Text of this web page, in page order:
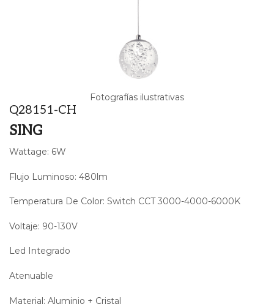
Fotografías ilustrativas
Q28151-CH
SING
Wattage: 6W
Flujo Luminoso: 480lm
Temperatura De Color: Switch CCT 3000-4000-6000K
Voltaje: 90-130V
Led Integrado
Atenuable
Material: Aluminio + Cristal